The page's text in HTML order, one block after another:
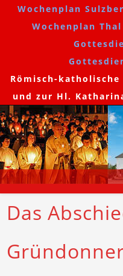
Wochenplan
Wochenplan Thal
Römisch-
und zur Hl.
Das